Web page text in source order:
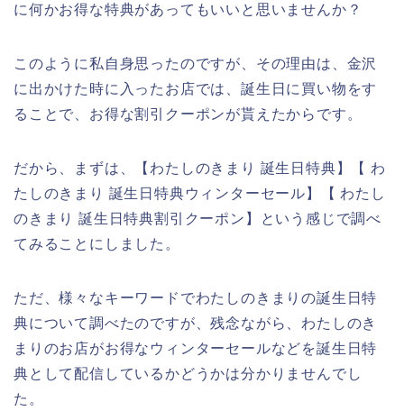
に何かお得な特典があってもいいと思いませんか？
このように私自身思ったのですが、その理由は、金沢
に出かけた時に入ったお店では、誕生日に買い物をす
ることで、お得な割引クーポンが貰えたからです。
だから、まずは、【わたしのきまり 誕生日特典】【 わ
たしのきまり 誕生日特典ウィンターセール】【 わたし
のきまり 誕生日特典割引クーポン】という感じで調べ
てみることにしました。
ただ、様々なキーワードでわたしのきまりの誕生日特
典について調べたのですが、残念ながら、わたしのき
まりのお店がお得なウィンターセールなどを誕生日特
典として配信しているかどうかは分かりませんでし
た。